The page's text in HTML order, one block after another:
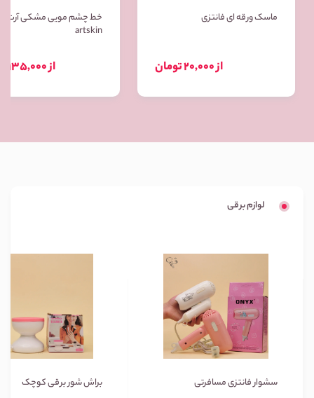
ماسک ورقه ای فانتزی
از 20,000 تومان
خط چشم مویی مشکی آرت
artskin
از 135,000 تومان
لوازم برقی
سشوار فانتزی مسافرتی براش شور برقی کوچک